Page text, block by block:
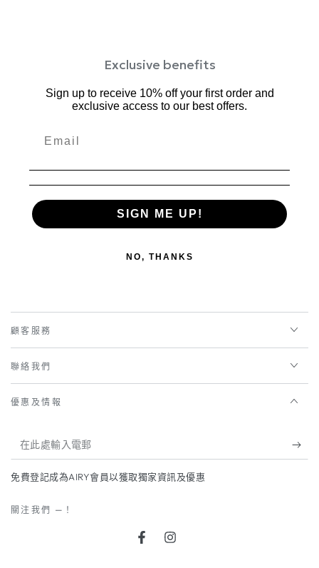
Exclusive benefits
Sign up to receive 10% off your first order and
exclusive access to our best offers.
SIGN ME UP!
NO, THANKS
顧客服務
聯絡我們
優惠及情報
在
此
處
輸
免費登記成為AIRY會員以獲取獨家資訊及優惠
關注我們 —！
FacebookInstagram